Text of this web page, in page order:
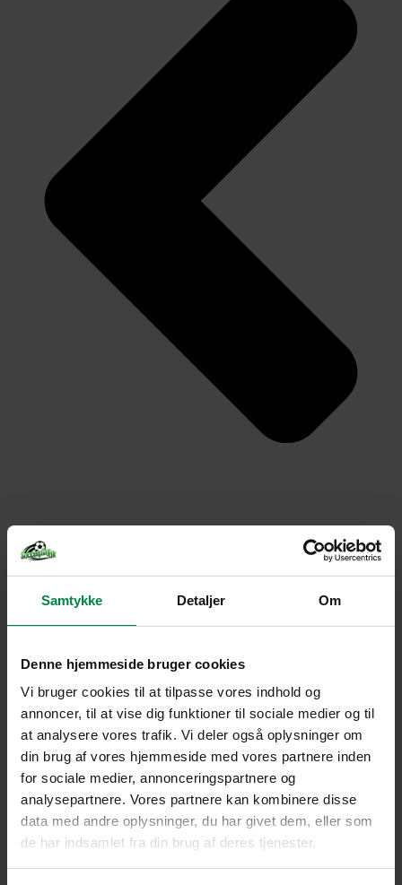
Samtykke Detaljer Om
Denne hjemmeside bruger cookies
Vi bruger cookies til at tilpasse vores indhold og
annoncer, til at vise dig funktioner til sociale medier og til
at analysere vores trafik. Vi deler også oplysninger om
din brug af vores hjemmeside med vores partnere inden
for sociale medier, annonceringspartnere og
analysepartnere. Vores partnere kan kombinere disse
data med andre oplysninger, du har givet dem, eller som
de har indsamlet fra din brug af deres tjenester.